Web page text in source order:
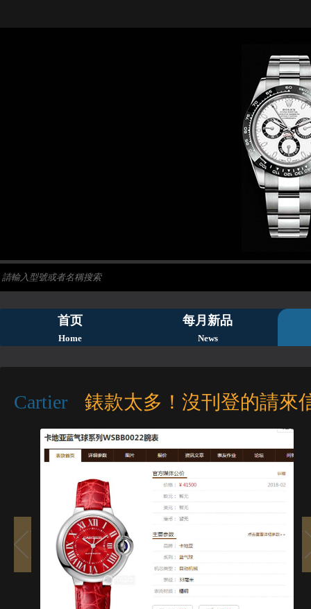
首页
Home
每月新品
News
Cartier 錶款太多！沒刊登的請來